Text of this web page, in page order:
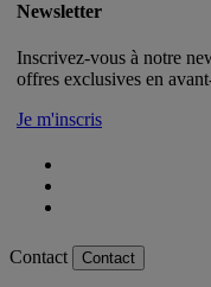
Newsletter
Inscrivez-vous à notre
offres exclusives en
Je m'inscris
Contact Contact